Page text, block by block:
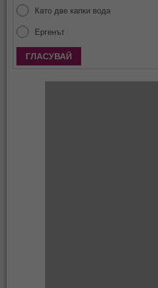
Като две капки вода
Ергенът